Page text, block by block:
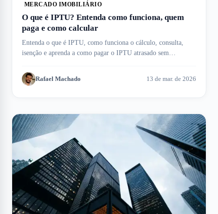
MERCADO IMOBILIÁRIO
O que é IPTU? Entenda como funciona, quem
paga e como calcular
Entenda o que é IPTU, como funciona o cálculo, consulta,
isenção e aprenda a como pagar o IPTU atrasado sem
Rafael Machado 13 de mar. de 2026